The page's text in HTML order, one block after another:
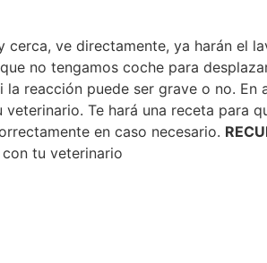
cerca, ve directamente, ya harán el
no tengamos coche para
reacción puede ser grave o no. En
Te hará una receta para
en caso necesario.
tu veterinario